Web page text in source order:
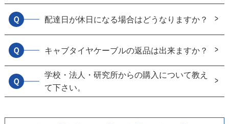
Ｑ 配達日が休日になる場合はどうなりますか？
Ｑ キャブタイヤケーブルの返品は出来ますか？
Ｑ
学校・法人・研究所からの購入について教え
て下さい。